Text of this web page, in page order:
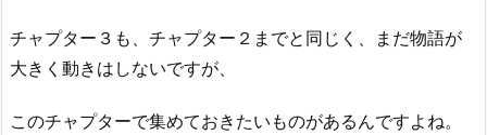
チャプター３も、チャプター２までと同じく、まだ物語が
大きく動きはしないですが、
このチャプターで集めておきたいものがあるんですよね。